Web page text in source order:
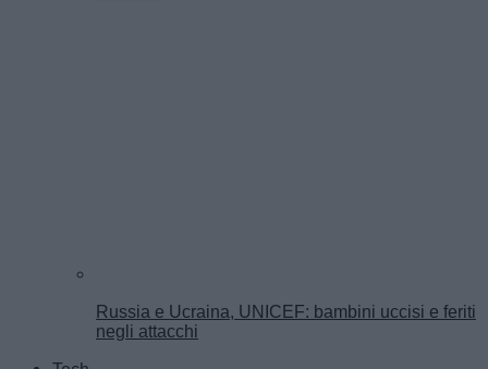
Russia e Ucraina, UNICEF: bambini uccisi e feriti
negli attacchi